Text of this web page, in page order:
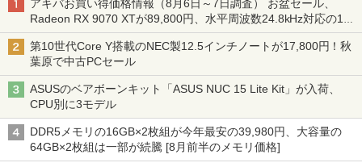
アキバお買い得価格情報（8月6日～7日調査） お盆セール、
Radeon RX 9070 XTが89,800円、水平周波数24.8kHz対応の17
型モニターが9,801円、暑さ指数連動セール ほか
第10世代Core Y搭載のNEC製12.5インチノートが17,800円！秋
葉原で中古PCセール
ASUSのベアボーンキット「ASUS NUC 15 Lite Kit」が入荷、
CPU別に3モデル
DDR5メモリの16GB×2枚組が今年最安の39,980円、大容量の
64GB×2枚組は一部が続騰 [8月前半のメモリ価格]